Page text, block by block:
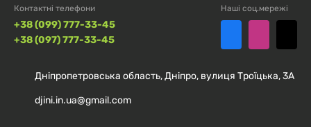
Контактні телефони
+38 (099) 777-33-45
+38 (097) 777-33-45
Наші соц.мережі
Дніпропетровська область, Дніпро, вулиця Троїцька, 3А
djini.in.ua@gmail.com